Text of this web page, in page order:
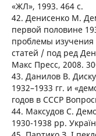
«ЖЛ», 1993. 464 с.
42. Денисенко М.
первой половине
проблемы
статей / под ред
Макс Пресс, 2008.
43. Данилов В.
1932–1933 гг. и
годов в СССР
44. Максудов С.
1930-1938 рр.